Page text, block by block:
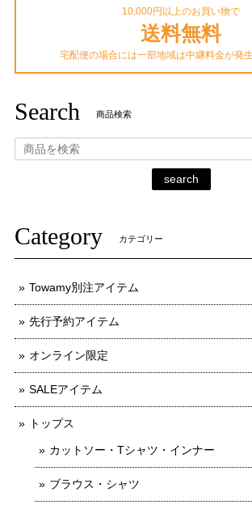
10,000円以上のお買い物で
送料無料
宅配便の場合には一部地域は中継料金が発生
Search 商品検索
search
Category カテゴリー
Towamy別注アイテム
先行予約アイテム
オンライン限定
SALEアイテム
トップス
カットソー・Tシャツ・インナー
ブラウス・シャツ